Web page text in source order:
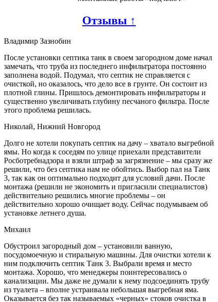
Отзывы ↑
Владимир Зазнобин
После установки септика танк в своем загородном доме начал
замечать, что труба из последнего инфильтратора постоянно
заполнена водой. Подумал, что септик не справляется с
очисткой, но оказалось, что дело все в грунте. Он состоит из
плотной глины. Пришлось демонтировать инфильтраторы и
существенно увеличивать глубину песчаного фильтра. После
этого проблема решилась.
Николай, Нижний Новгород
Долго не хотели покупать септик на дачу – хватало выгребной
ямы. Но когда к соседям по улице приехали представители
Росботребнадзора и взяли штраф за загрязнение – мы сразу же
решили, что без септика нам не обойтись. Выбор пал на Танк
3, так как он оптимально подходит для условий дачи. После
монтажа (решили не экономить и пригласили специалистов)
действительно решились многие проблемы – он
действительно хорошо очищает воду. Сейчас подумываем об
установке летнего душа.
Михаил
Обустроил загородный дом – установили ванную,
посудомоечную и стиральную машины. Для очистки хотели к
ним подключить септик Танк 3. Выбрали время и место
монтажа. Хорошо, что менеджеры поинтересовались о
канализации. Мы даже не думали к нему подсоединять трубу
из туалета – вполне устраивала небольшая выгребная яма.
Оказывается без так называемых «черных» стоков очистка в